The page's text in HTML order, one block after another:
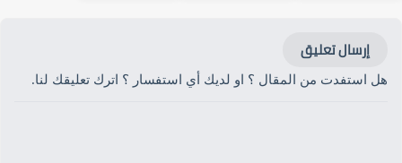
إرسال تعليق
هل استفدت من المقال ؟ او لديك أي استفسار ؟ اترك تعليقك لنا.